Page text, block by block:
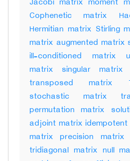
Cophenetic matrix
Hermitian matrix Stirling
matrix augmented matrix
ill-conditioned matrix
matrix singular matrix
transposed matrix
stochastic matrix
permutation matrix
adjoint matrix
matrix precision
tridiagonal matrix null